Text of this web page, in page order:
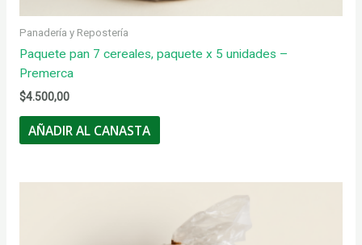
Panadería y Repostería
Paquete pan 7 cereales, paquete x 5 unidades –
Premerca
$4.500,00
AÑADIR AL CANASTA